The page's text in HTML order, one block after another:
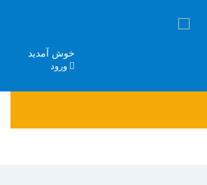
خوش آمدید
ورود